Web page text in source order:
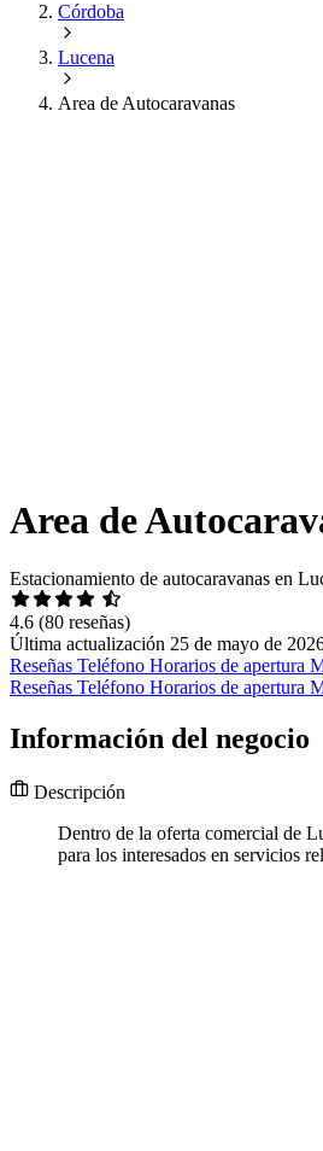
Córdoba
Lucena
Area de Autocaravanas
Area de
Estacionamiento de autocaravanas en
4.6 (80 reseñas)
Última actualización 25 de mayo de
Reseñas Teléfono Horarios de apertura
Reseñas Teléfono Horarios de apertura
Información del negocio
Descripción
Dentro de la oferta comercial de
para los interesados en servicios